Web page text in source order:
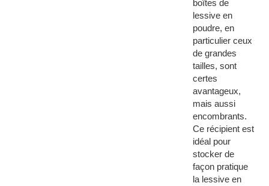
boîtes de
lessive en
poudre, en
particulier ceux
de grandes
tailles, sont
certes
avantageux,
mais aussi
encombrants.
Ce récipient est
idéal pour
stocker de
façon pratique
la lessive en